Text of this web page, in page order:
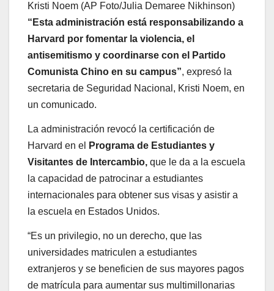
Kristi Noem (AP Foto/Julia Demaree Nikhinson)
“Esta administración está responsabilizando a
Harvard por fomentar la violencia, el
antisemitismo y coordinarse con el Partido
Comunista Chino en su campus”, expresó la
secretaria de Seguridad Nacional, Kristi Noem, en
un comunicado.
La administración revocó la certificación de
Harvard en el
Programa de Estudiantes y
Visitantes de Intercambio, que le da a la escuela
la capacidad de patrocinar a estudiantes
internacionales para obtener sus visas y asistir a
la escuela en Estados Unidos.
“Es un privilegio, no un derecho, que las
universidades matriculen a estudiantes
extranjeros y se beneficien de sus mayores pagos
de matrícula para aumentar sus multimillonarias